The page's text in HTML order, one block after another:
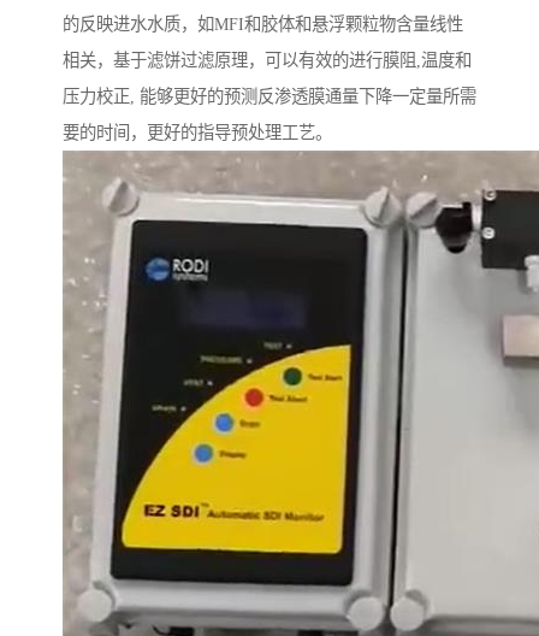
的反映进水水质，如MFI和胶体和悬浮颗粒物含量线性
相关，基于滤饼过滤原理，可以有效的进行膜阻,温度和
压力校正, 能够更好的预测反渗透膜通量下降一定量所需
要的时间，更好的指导预处理工艺。